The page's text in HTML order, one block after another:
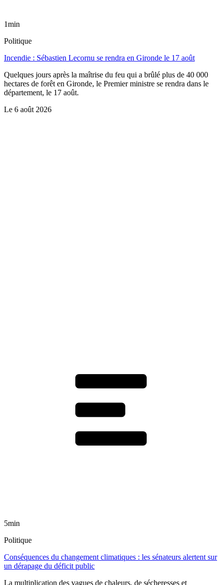
1min
Politique
Incendie : Sébastien Lecornu se rendra en Gironde le 17 août
Quelques jours après la maîtrise du feu qui a brûlé plus de 40 000
hectares de forêt en Gironde, le Premier ministre se rendra dans le
département, le 17 août.
Le 6 août 2026
5min
Politique
Conséquences du changement climatiques : les sénateurs alertent sur
un dérapage du déficit public
La multiplication des vagues de chaleurs, de sécheresses et